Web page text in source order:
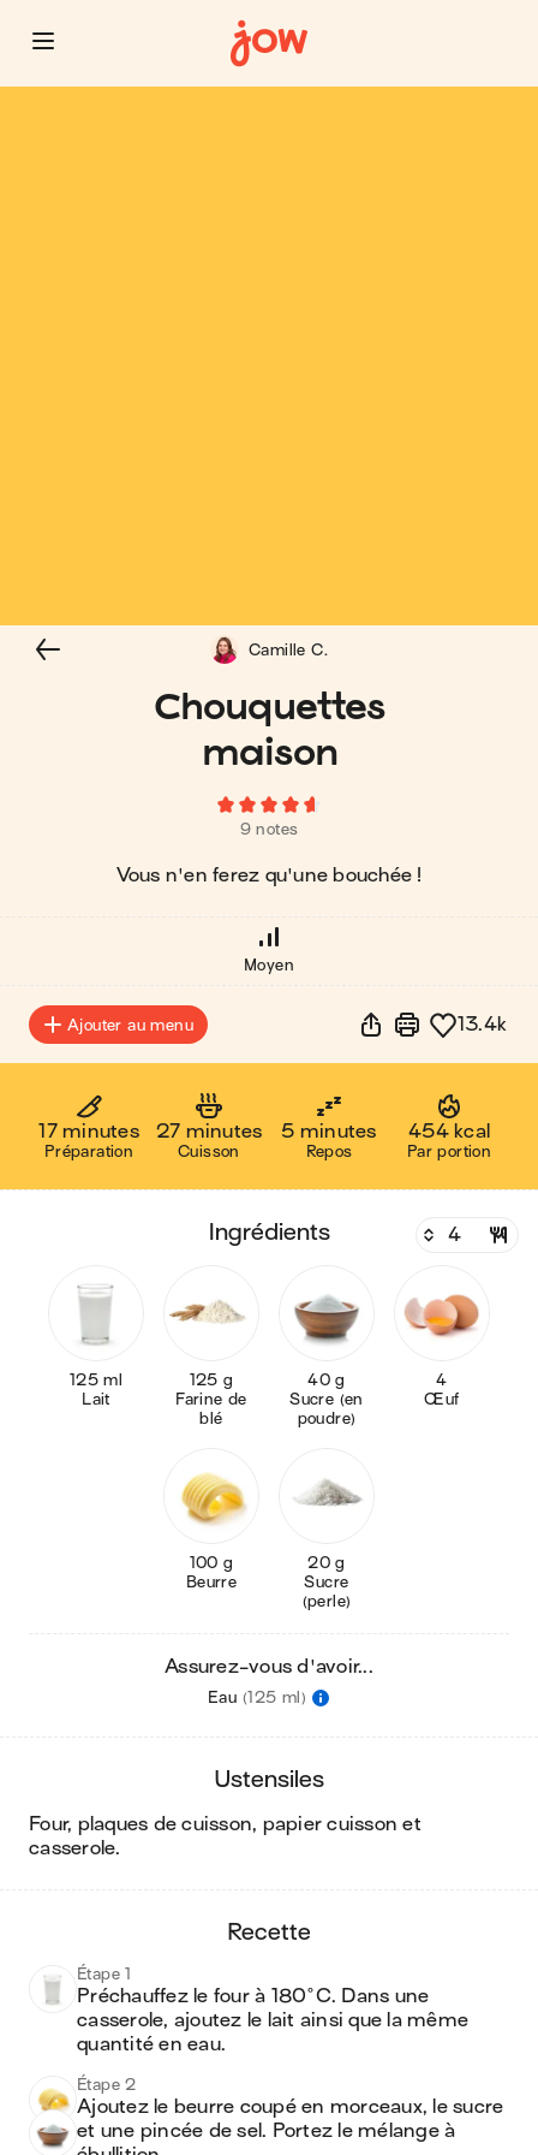
Chouquettes
maison
9 notes
Vous n'en ferez qu'une bouchée !
Camille C.
Moyen
Ajouter au menu 13.4k
17 minutes
Préparation
27 minutes
Cuisson
5 minutes
Repos
454 kcal
Par portion
ingrédients
125 ml
Lait
125 g
Farine de
blé
40 g
Sucre (en
poudre)
4
Œuf
100 g
Beurre
20 g
Sucre
(perle)
Assurez-vous d'avoir...
Eau (125 ml)
ustensiles
four, plaques de cuisson, papier cuisson et
casserole.
recette
Étape 1
Préchauffez le four à 180°C. Dans une
casserole, ajoutez le lait ainsi que la même
quantité en eau.
Étape 2
Ajoutez le beurre coupé en morceaux, le sucre
et une pincée de sel. Portez le mélange à